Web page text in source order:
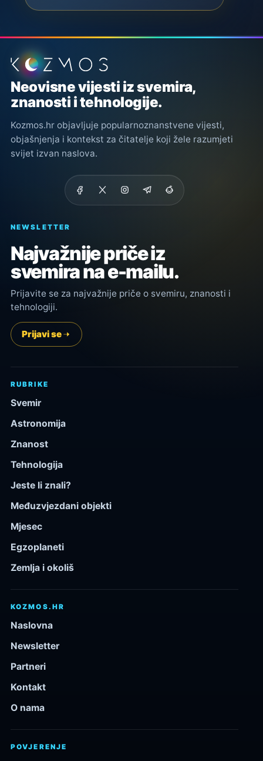
Podnožje stranice
Neovisne vijesti iz svemira,
znanosti i tehnologije.
Kozmos.hr objavljuje popularnoznanstvene vijesti,
objašnjenja i kontekst za čitatelje koji žele razumjeti
svijet izvan naslova.
NEWSLETTER
Najvažnije priče iz
svemira na e-mailu.
Prijavite se za najvažnije priče o svemiru, znanosti i
tehnologiji.
Prijavi se
RUBRIKE
Svemir
Astronomija
Znanost
Tehnologija
Jeste li znali?
Međuzvjezdani objekti
Mjesec
Egzoplaneti
Zemlja i okoliš
KOZMOS.HR
Naslovna
Newsletter
Partneri
Kontakt
O nama
POVJERENJE